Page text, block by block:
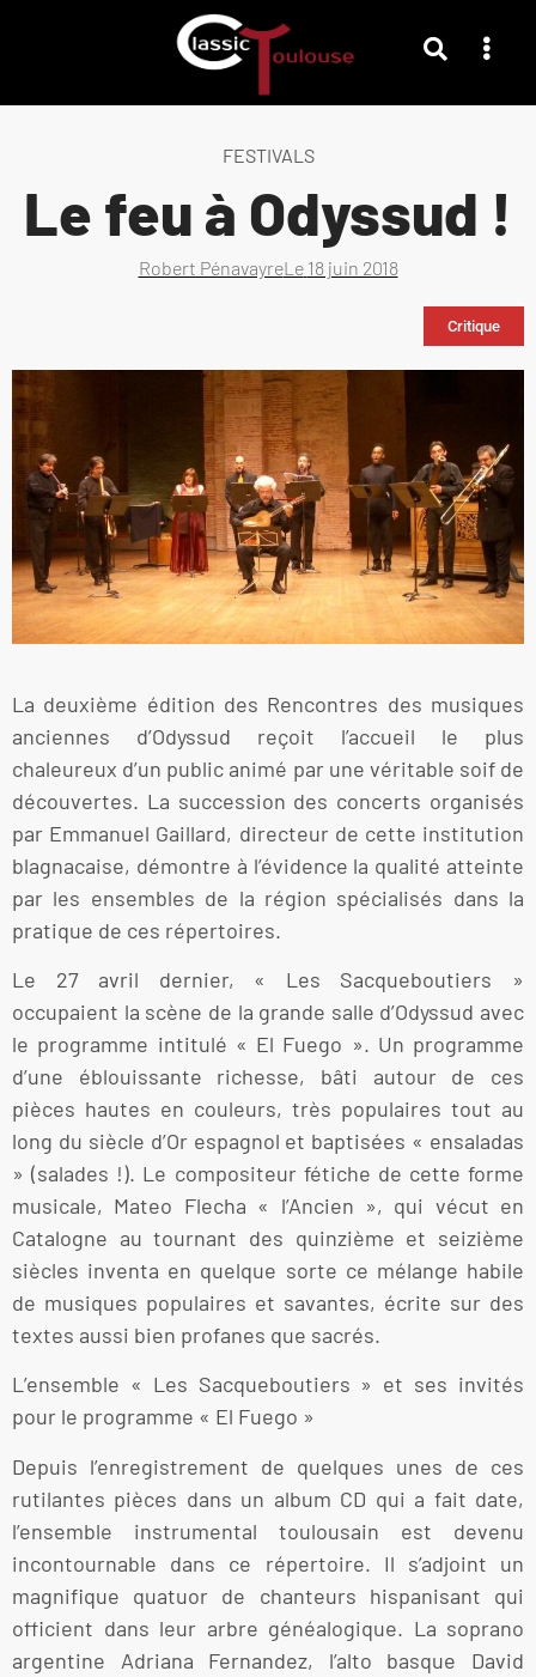
FESTIVALS
Le feu à Odyssud !
Robert PénavayreLe 18 juin 2018
Critique
La deuxième édition des Rencontres des musiques
anciennes d’Odyssud reçoit l’accueil le plus
chaleureux d’un public animé par une véritable soif de
découvertes. La succession des concerts organisés
par Emmanuel Gaillard, directeur de cette institution
blagnacaise, démontre à l’évidence la qualité atteinte
par les ensembles de la région spécialisés dans la
pratique de ces répertoires.
Le 27 avril dernier, « Les Sacqueboutiers »
occupaient la scène de la grande salle d’Odyssud avec
le programme intitulé « El Fuego ». Un programme
d’une éblouissante richesse, bâti autour de ces
pièces hautes en couleurs, très populaires tout au
long du siècle d’Or espagnol et baptisées « ensaladas
» (salades !). Le compositeur fétiche de cette forme
musicale, Mateo Flecha « l’Ancien », qui vécut en
Catalogne au tournant des quinzième et seizième
siècles inventa en quelque sorte ce mélange habile
de musiques populaires et savantes, écrite sur des
textes aussi bien profanes que sacrés.
L’ensemble « Les Sacqueboutiers » et ses invités
pour le programme « El Fuego »
Depuis l’enregistrement de quelques unes de ces
rutilantes pièces dans un album CD qui a fait date,
l’ensemble instrumental toulousain est devenu
incontournable dans ce répertoire. Il s’adjoint un
magnifique quatuor de chanteurs hispanisant qui
officient dans leur arbre généalogique. La soprano
argentine Adriana Fernandez, l’alto basque David